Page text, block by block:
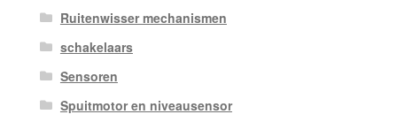
Ruitenwisser mechanismen
schakelaars
Sensoren
Spuitmotor en niveausensor